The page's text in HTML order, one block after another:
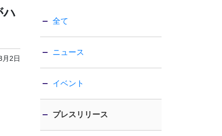
ハ
月2日
全て
ニュース
イベント
プレスリリース